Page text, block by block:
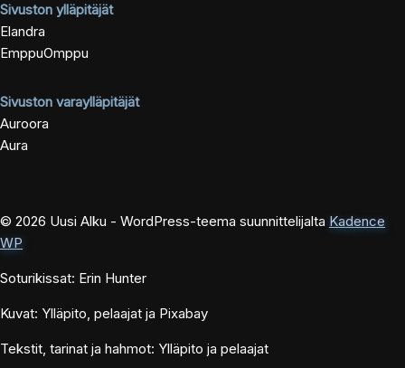
Sivuston ylläpitäjät
Elandra
EmppuOmppu
Sivuston varaylläpitäjät
Auroora
Aura
© 2026 Uusi Alku - WordPress-teema suunnittelijalta Kadence
WP
Soturikissat: Erin Hunter
Kuvat: Ylläpito, pelaajat ja Pixabay
Tekstit, tarinat ja hahmot: Ylläpito ja pelaajat